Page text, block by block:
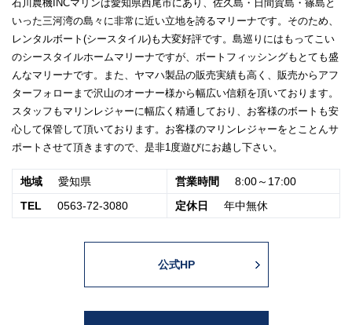
石川農機INCマリンは愛知県西尾市にあり、佐久島・日間賀島・篠島と
いった三河湾の島々に非常に近い立地を誇るマリーナです。そのため、
レンタルボート(シースタイル)も大変好評です。島巡りにはもってこい
のシースタイルホームマリーナですが、ボートフィッシングもとても盛
んなマリーナです。また、ヤマハ製品の販売実績も高く、販売からアフ
ターフォローまで沢山のオーナー様から幅広い信頼を頂いております。
スタッフもマリンレジャーに幅広く精通しており、お客様のボートも安
心して保管して頂いております。お客様のマリンレジャーをとことんサ
ポートさせて頂きますので、是非1度遊びにお越し下さい。
地域 愛知県 営業時間
8:00～17:00
TEL
0563-72-3080 定休日 年中無休
公式HP